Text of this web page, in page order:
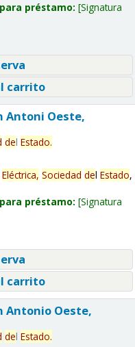
préstamo: Signatura
carrito
Antoni Oeste,
del Estado.
Eléctrica, Sociedad del Estado,
préstamo: Signatura
carrito
Antonio Oeste,
del Estado.